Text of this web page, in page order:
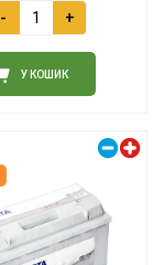
- +
У КОШИК